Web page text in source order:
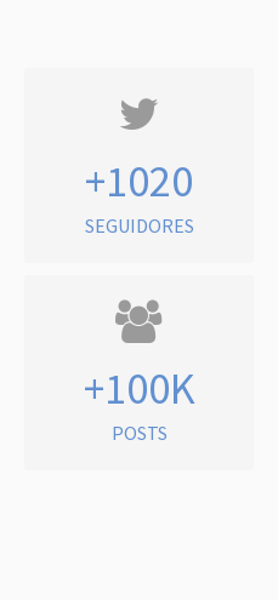
+1020
SEGUIDORES
+100K
POSTS